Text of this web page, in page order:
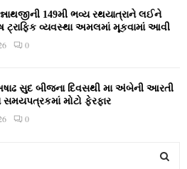
149મી ભવ્ય રથયાત્રાને લઈને
ટ્રાફિક વ્યવસ્થા અમલમાં મૂકવામાં આવી
0
સુદ બીજના દિવસથી મા અંબેની આરતી
મોટો ફેરફાર
0